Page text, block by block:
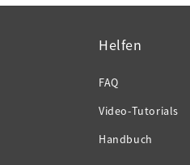
Helfen
FAQ
Video-Tutorials
Handbuch